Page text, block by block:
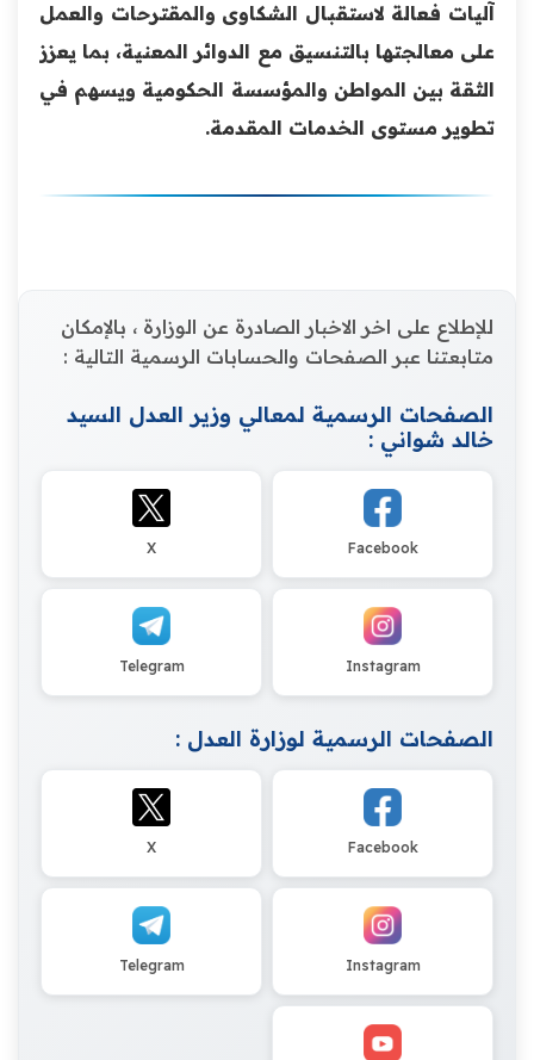
آليات فعالة لاستقبال الشكاوى والمقترحات والعمل
على معالجتها بالتنسيق مع الدوائر المعنية، بما يعزز
الثقة بين المواطن والمؤسسة الحكومية ويسهم في
تطوير مستوى الخدمات المقدمة.
للإطلاع على اخر الاخبار الصادرة عن الوزارة ، بالإمكان
متابعتنا عبر الصفحات والحسابات الرسمية التالية :
الصفحات الرسمية لمعالي وزير العدل السيد
خالد شواني :
Facebook
X
Instagram
Telegram
الصفحات الرسمية لوزارة العدل :
Facebook
X
Instagram
Telegram